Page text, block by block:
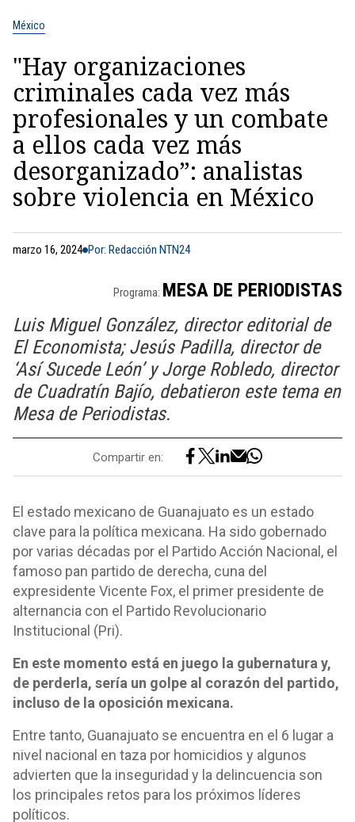
México
"Hay organizaciones
criminales cada vez más
profesionales y un combate
a ellos cada vez más
desorganizado”: analistas
sobre violencia en México
marzo 16, 2024 Por: Redacción NTN24
Programa: MESA DE PERIODISTAS
Luis Miguel González, director editorial de
El Economista; Jesús Padilla, director de
‘Así Sucede León’ y Jorge Robledo, director
de Cuadratín Bajío, debatieron este tema en
Mesa de Periodistas.
Compartir en:
El estado mexicano de Guanajuato es un estado
clave para la política mexicana. Ha sido gobernado
por varias décadas por el Partido Acción Nacional, el
famoso pan partido de derecha, cuna del
expresidente Vicente Fox, el primer presidente de
alternancia con el Partido Revolucionario
Institucional (Pri).
En este momento está en juego la gubernatura y,
de perderla, sería un golpe al corazón del partido,
incluso de la oposición mexicana.
Entre tanto, Guanajuato se encuentra en el 6 lugar a
nivel nacional en taza por homicidios y algunos
advierten que la inseguridad y la delincuencia son
los principales retos para los próximos líderes
políticos.